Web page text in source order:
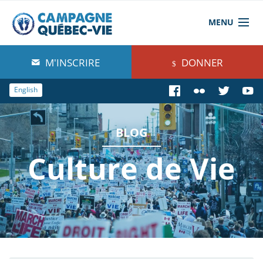
MENU
À propos de nous
Blog
Comprendre
Agir
Boutique
M'INSCRIRE DONNER
English
BLOG
Culture de Vie